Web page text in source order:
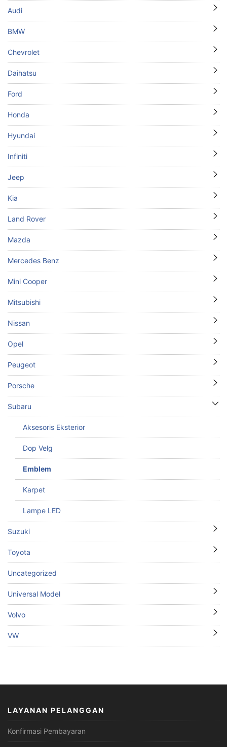
Audi
BMW
Chevrolet
Daihatsu
Ford
Honda
Hyundai
Infiniti
Jeep
Kia
Land Rover
Mazda
Mercedes Benz
Mini Cooper
Mitsubishi
Nissan
Opel
Peugeot
Porsche
Subaru
Aksesoris Eksterior
Dop Velg
Emblem
Karpet
Lampe LED
Suzuki
Toyota
Uncategorized
Universal Model
Volvo
VW
LAYANAN PELANGGAN
Konfirmasi Pembayaran